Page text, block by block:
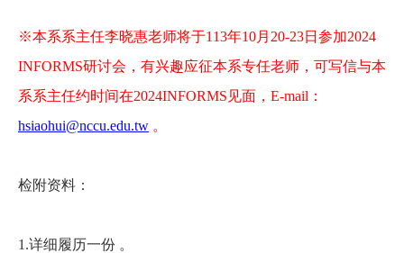
※本系系主任李晓惠老师将于113年10月20-23日参加2024
INFORMS研讨会，有兴趣应征本系专任老师，可写信与本
系系主任约时间在2024INFORMS见面，E-mail：
hsiaohui@nccu.edu.tw 。
检附资料：
1.详细履历一份 。